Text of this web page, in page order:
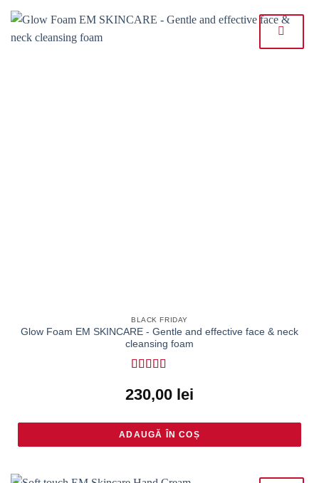
BLACK FRIDAY
Glow Foam EM SKINCARE - Gentle and effective face & neck
cleansing foam
of 5
230,00 lei
ADAUGĂ ÎN COȘ